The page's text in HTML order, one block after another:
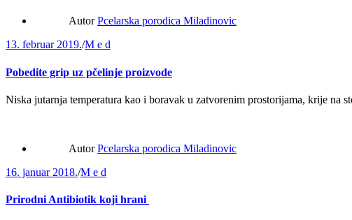
AutorPcelarska porodica Miladinovic
13. februar 2019./M e d
Pobedite grip uz pčelinje proizvode
Niska jutarnja temperatura kao i boravak u zatvorenim prostorijama, krije
AutorPcelarska porodica Miladinovic
16. januar 2018./M e d
Prirodni Antibiotik koji hrani